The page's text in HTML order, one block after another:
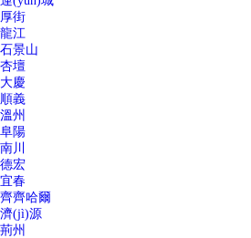
厚街
龍江
石景山
杏壇
大慶
順義
溫州
阜陽
南川
德宏
宜春
齊齊哈爾
濟(jì)源
荊州